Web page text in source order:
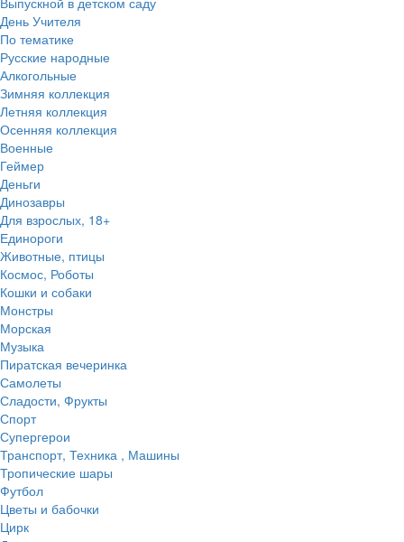
День Учителя
По тематике
Русские народные
Алкогольные
Зимняя коллекция
Летняя коллекция
Осенняя коллекция
Военные
Геймер
Деньги
Динозавры
Для взрослых, 18+
Единороги
Животные, птицы
Космос, Роботы
Кошки и собаки
Монстры
Морская
Музыка
Пиратская вечеринка
Самолеты
Сладости, Фрукты
Спорт
Супергерои
Транспорт, Техника , Машины
Тропические шары
Футбол
Цветы и бабочки
Цирк